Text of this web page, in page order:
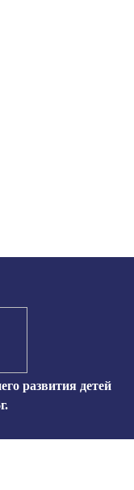
развития детей